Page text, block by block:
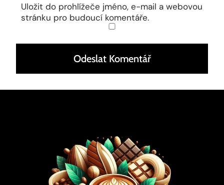
Uložit do prohlížeče jméno, e-mail a webovou
stránku pro budoucí komentáře.